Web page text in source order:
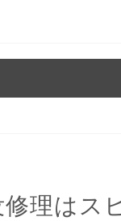
理はス